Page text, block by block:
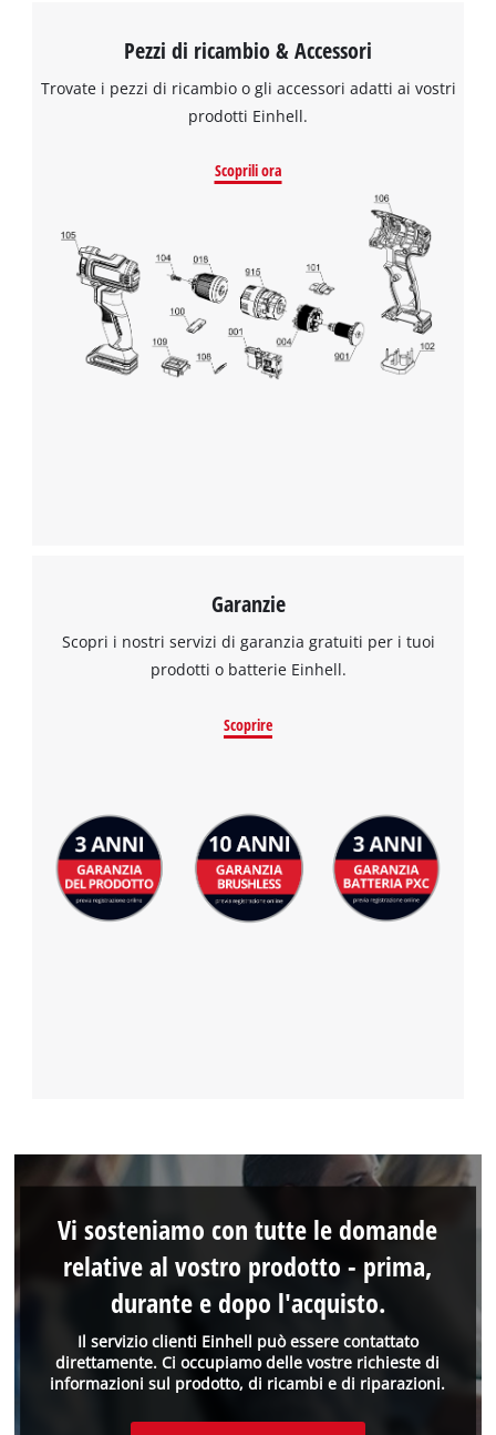
Abbiamo bisogno del vostro consenso
per caricare il servizio Google Maps !
This content is not permitted to load due
to trackers that are not disclosed to the
visitor. The website owner needs to setup
Pezzi di ricambio & Accessori
Trovate i pezzi di ricambio o gli accessori adatti ai vostri
prodotti Einhell.
Scoprili ora
Garanzie
Scopri i nostri servizi di garanzia gratuiti per i tuoi
prodotti o batterie Einhell.
Scoprire
Il servizio clienti Einhell può essere contattato
direttamente. Ci occupiamo delle vostre richieste di
informazioni sul prodotto, di ricambi e di riparazioni.
Vi sosteniamo con tutte le domande
relative al vostro prodotto - prima,
durante e dopo l'acquisto.